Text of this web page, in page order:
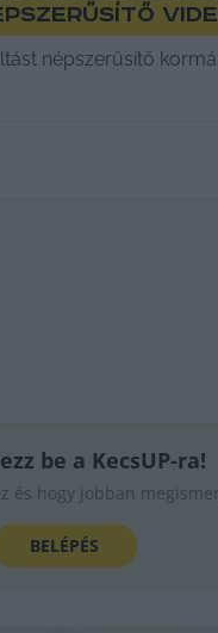
népszerűsítő
be a KecsUP-ra!
és hogy jobban
BELÉPÉS